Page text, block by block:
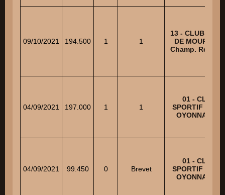
09/10/2021 194.500 1 1
13 - CLUB
DE MOURIES –
Champ.
04/09/2021 197.000 1 1
01 - CLUB
SPORTIF
OYONNAXIEN
04/09/2021 99.450 0 Brevet
01 - CLUB
SPORTIF
OYONNAXIEN